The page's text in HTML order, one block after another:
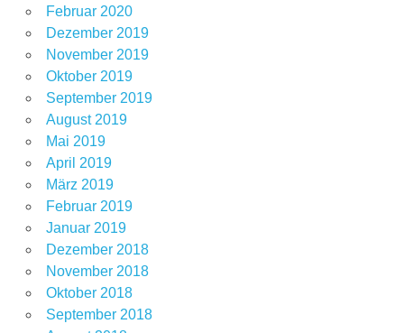
Februar 2020
Dezember 2019
November 2019
Oktober 2019
September 2019
August 2019
Mai 2019
April 2019
März 2019
Februar 2019
Januar 2019
Dezember 2018
November 2018
Oktober 2018
September 2018